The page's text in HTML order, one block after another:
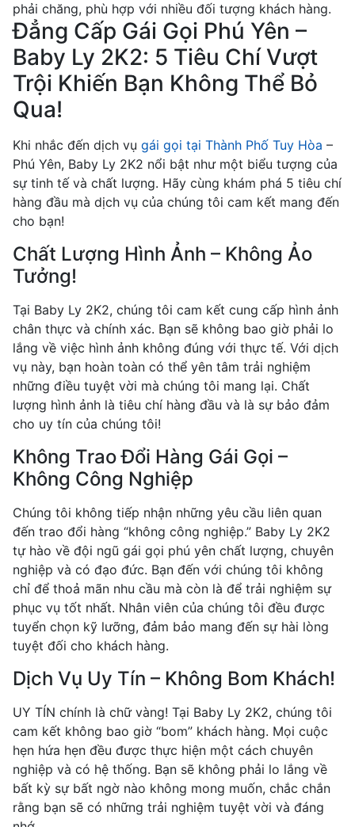
phải chăng, phù hợp với nhiều đối tượng khách hàng.
Đẳng Cấp Gái Gọi Phú Yên –
Baby Ly 2K2: 5 Tiêu Chí Vượt
Trội Khiến Bạn Không Thể Bỏ
Qua!
Khi nhắc đến dịch vụ gái gọi tại Thành Phố Tuy Hòa –
Phú Yên, Baby Ly 2K2 nổi bật như một biểu tượng của
sự tinh tế và chất lượng. Hãy cùng khám phá 5 tiêu chí
hàng đầu mà dịch vụ của chúng tôi cam kết mang đến
cho bạn!
Chất Lượng Hình Ảnh – Không Ảo
Tưởng!
Tại Baby Ly 2K2, chúng tôi cam kết cung cấp hình ảnh
chân thực và chính xác. Bạn sẽ không bao giờ phải lo
lắng về việc hình ảnh không đúng với thực tế. Với dịch
vụ này, bạn hoàn toàn có thể yên tâm trải nghiệm
những điều tuyệt vời mà chúng tôi mang lại. Chất
lượng hình ảnh là tiêu chí hàng đầu và là sự bảo đảm
cho uy tín của chúng tôi!
Không Trao Đổi Hàng Gái Gọi –
Không Công Nghiệp
Chúng tôi không tiếp nhận những yêu cầu liên quan
đến trao đổi hàng “không công nghiệp.” Baby Ly 2K2
tự hào về đội ngũ gái gọi phú yên chất lượng, chuyên
nghiệp và có đạo đức. Bạn đến với chúng tôi không
chỉ để thoả mãn nhu cầu mà còn là để trải nghiệm sự
phục vụ tốt nhất. Nhân viên của chúng tôi đều được
tuyển chọn kỹ lưỡng, đảm bảo mang đến sự hài lòng
tuyệt đối cho khách hàng.
Dịch Vụ Uy Tín – Không Bom Khách!
UY TÍN chính là chữ vàng! Tại Baby Ly 2K2, chúng tôi
cam kết không bao giờ “bom” khách hàng. Mọi cuộc
hẹn hứa hẹn đều được thực hiện một cách chuyên
nghiệp và có hệ thống. Bạn sẽ không phải lo lắng về
bất kỳ sự bất ngờ nào không mong muốn, chắc chắn
rằng bạn sẽ có những trải nghiệm tuyệt vời và đáng